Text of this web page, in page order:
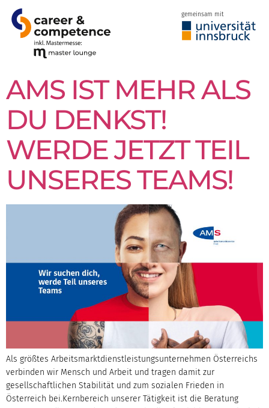
gemeinsam mit
AMS IST MEHR ALS
DU DENKST!
WERDE JETZT TEIL
UNSERES TEAMS!
Als größtes Arbeitsmarktdienstleistungsunternehmen Österreichs
verbinden wir Mensch und Arbeit und tragen damit zur
gesellschaftlichen Stabilität und zum sozialen Frieden in
Österreich bei.Kernbereich unserer Tätigkeit ist die Beratung